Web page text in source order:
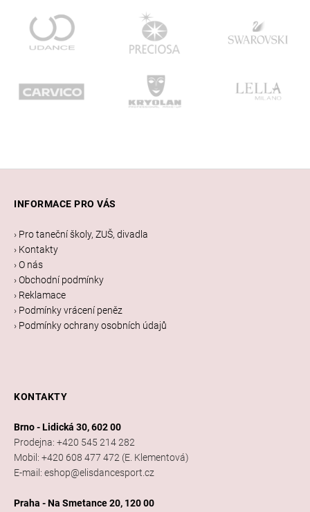
INFORMACE PRO VÁS
› Pro taneční školy, ZUŠ, divadla
› Kontakty
› O nás
› Obchodní podmínky
› Reklamace
› Podmínky vrácení peněz
› Podmínky ochrany osobních údajů
KONTAKTY
Brno - Lidická 30, 602 00
Prodejna: +420 545 214 282
Mobil: +420 608 477 472 (E. Klementová)
E-mail: eshop@elisdancesport.cz
Praha - Na Smetance 20, 120 00